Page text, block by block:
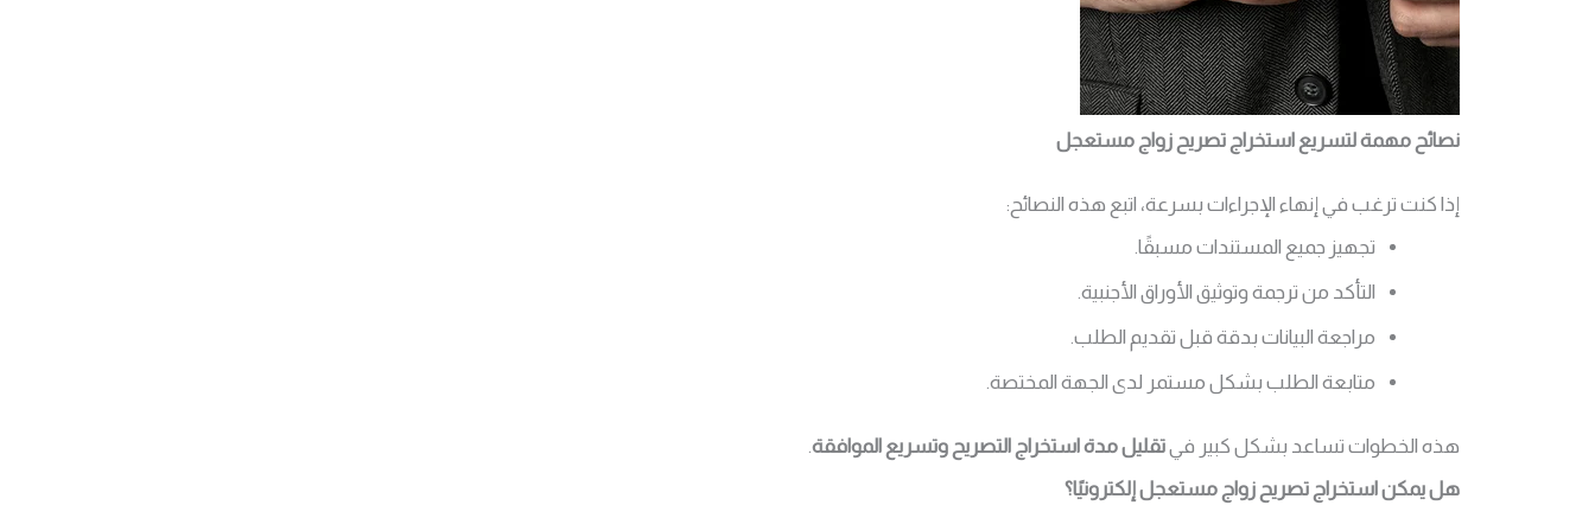
نصائح مهمة لتسريع استخراج تصريح زواج مستعجل
إذا كنت ترغب في إنهاء الإجراءات بسرعة، اتبع هذه النصائح:
تجهيز جميع المستندات مسبقًا.
التأكد من ترجمة وتوثيق الأوراق الأجنبية.
مراجعة البيانات بدقة قبل تقديم الطلب.
متابعة الطلب بشكل مستمر لدى الجهة المختصة.
هذه الخطوات تساعد بشكل كبير فيتقليل مدة استخراج التصريح وتسريع الموافقة.
هل يمكن استخراج تصريح زواج مستعجل إلكترونيًا؟